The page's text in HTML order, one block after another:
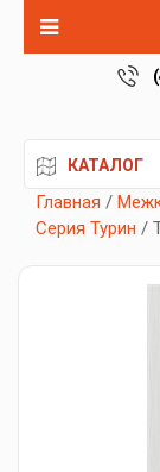
КАТАЛОГ
Главная /
Серия Турин /